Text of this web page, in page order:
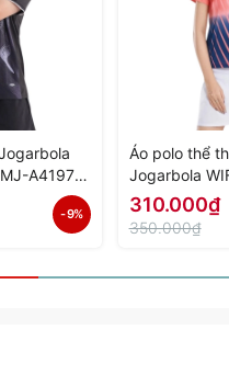
A4197-
- 9%
Áo polo thể
Jogarbola
A4152-02 -
310.000₫
350.000₫